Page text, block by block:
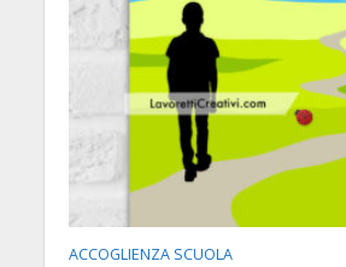
ACCOGLIENZA SCUOLA